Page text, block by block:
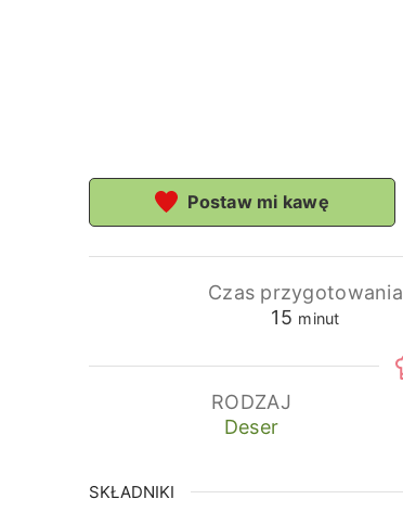
Postaw mi kawę
Czas przygotowania
15minuty
minut
RODZAJ
Deser
SKŁADNIKI